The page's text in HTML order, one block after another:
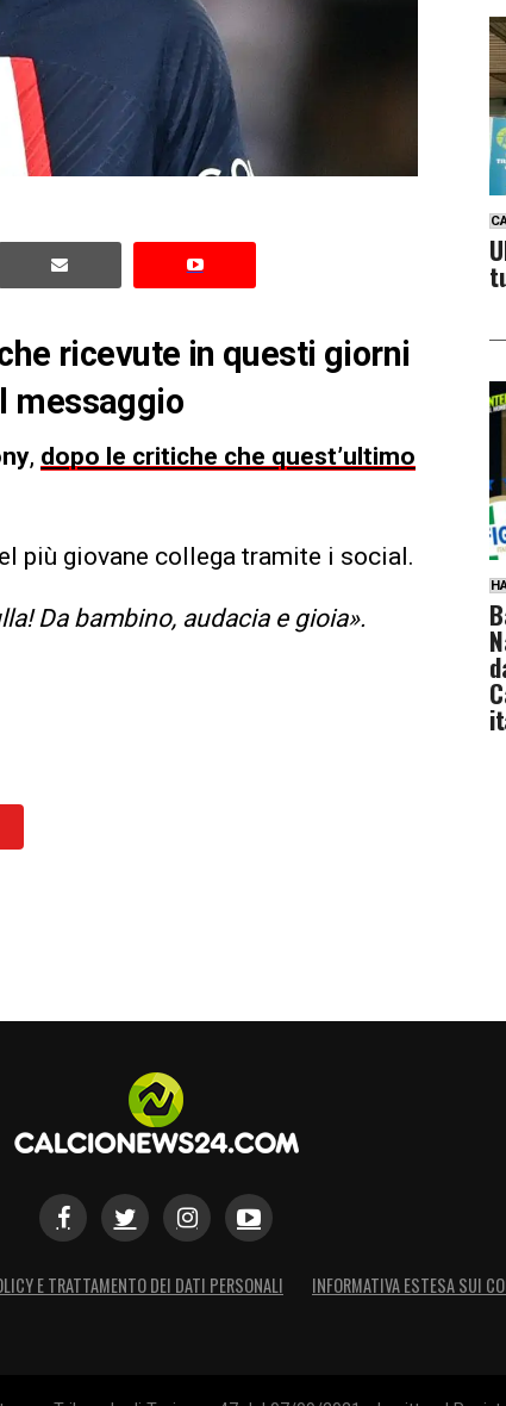
ricevute in questi giorni
messaggio
, dopo le critiche che quest’ultimo
più giovane collega tramite i social.
Da bambino, audacia e gioia».
E TRATTAMENTO DEI DATI PERSONALI INFORMATIVA ESTESA SUI